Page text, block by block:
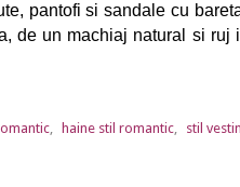
pantofi si sandale cu
de un machiaj natural si ruj
, haine stil romantic, stil